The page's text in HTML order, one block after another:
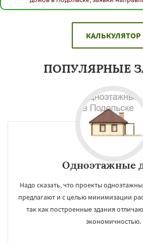
КАЛЬКУЛЯТОР
ПОПУЛЯРНЫЕ
Одноэтажные
Надо сказать, что проекты
предлагают и с целью минимизации
так как построенные здания
экономичностью.